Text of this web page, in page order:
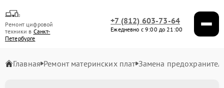
Ремонт цифровой
техники в Санкт-
Петербурге
+7 (812) 603-73-64
Ежедневно с 9:00 до 21:00
Главная Ремонт материнских плат Замена